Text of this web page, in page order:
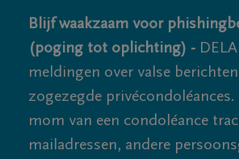
Blijf waakzaam voor
(poging tot oplichting) -
meldingen over valse
zogezegde
mom van een condoléance
mailadressen, andere